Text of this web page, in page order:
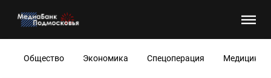
Общество Экономика Спецоперация Медицина